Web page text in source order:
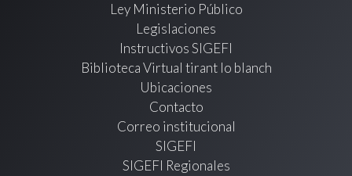
Ley Ministerio Público
Legislaciones
Instructivos SIGEFI
Biblioteca Virtual tirant lo blanch
Ubicaciones
Contacto
Correo institucional
SIGEFI
SIGEFI Regionales